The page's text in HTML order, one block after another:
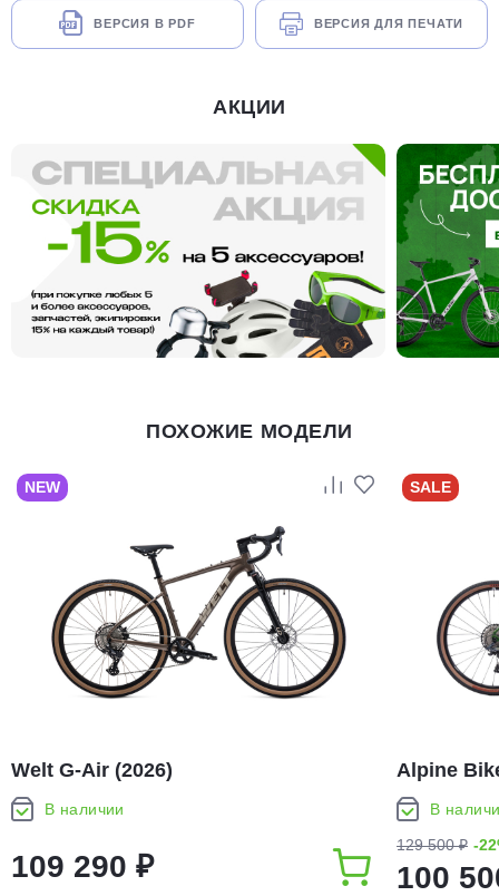
ВЕРСИЯ В PDF ВЕРСИЯ ДЛЯ ПЕЧАТИ
АКЦИИ
ПОХОЖИЕ МОДЕЛИ
NEW
Welt G-Air (2026)
В наличии
109 290 ₽
SALE
Alpine
В
129 500 ₽ -
100